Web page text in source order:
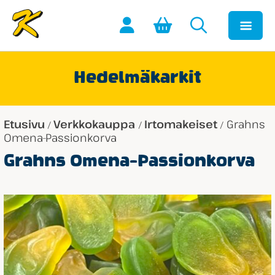
Hedelmäkarkit
Etusivu / Verkkokauppa / Irtomakeiset / Grahns
Omena-Passionkorva
Grahns Omena-Passionkorva